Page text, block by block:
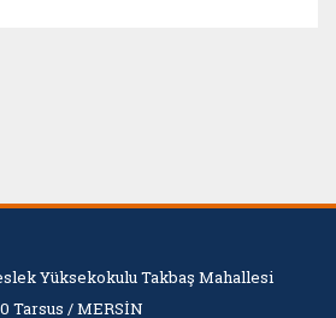
Yüksekokulu Takbaş Mahallesi
Tarsus / MERSİN